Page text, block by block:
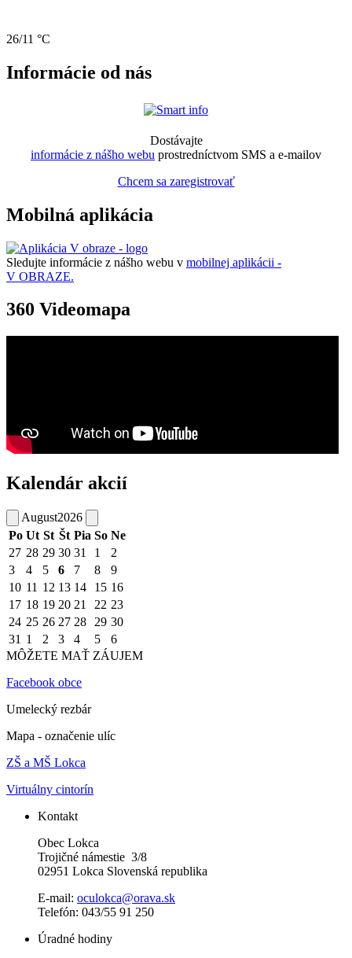
26/11 °C
Informácie od nás
Dostávajte
informácie z nášho webu prostredníctvom SMS a e-mailov
Chcem sa zaregistrovať
Mobilná aplikácia
Sledujte informácie z nášho webu v mobilnej aplikácii -
V OBRAZE.
360 Videomapa
Kalendár akcií
August2026
Po Ut St Št Pia So Ne
27 28 29 30 31 1
2
3
4 5 6 7 8
9
10 11 12 13 14 15 16
17 18 19 20 21 22 23
24 25 26 27 28 29 30
31 1 2 3 4 5
6
MÔŽETE MAŤ ZÁUJEM
Facebook obce
Umelecký rezbár
Mapa - označenie ulíc
ZŠ a MŠ Lokca
Virtuálny cintorín
Kontakt
Obec Lokca
Trojičné námestie 3/8
02951 Lokca Slovenská republika
E-mail: oculokca@orava.sk
Telefón: 043/55 91 250
Úradné hodiny